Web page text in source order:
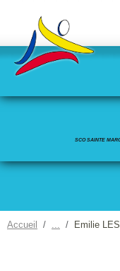
SCO SAINTE
Accueil Emilie